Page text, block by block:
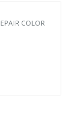
COLOR